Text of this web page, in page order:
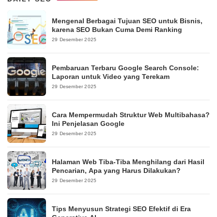
Mengenal Berbagai Tujuan SEO untuk Bisnis,
karena SEO Bukan Cuma Demi Ranking
29 Desember 2025
Pembaruan Terbaru Google Search Console:
Laporan untuk Video yang Terekam
29 Desember 2025
Cara Mempermudah Struktur Web Multibahasa?
Ini Penjelasan Google
29 Desember 2025
Halaman Web Tiba-Tiba Menghilang dari Hasil
Pencarian, Apa yang Harus Dilakukan?
29 Desember 2025
Tips Menyusun Strategi SEO Efektif di Era